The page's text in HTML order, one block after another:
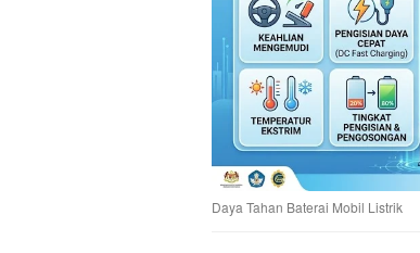
Daya Tahan Baterai Mobil Listrik